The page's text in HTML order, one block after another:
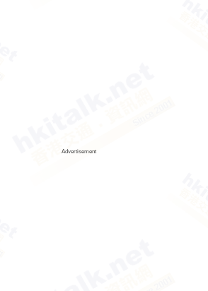
Advertisement